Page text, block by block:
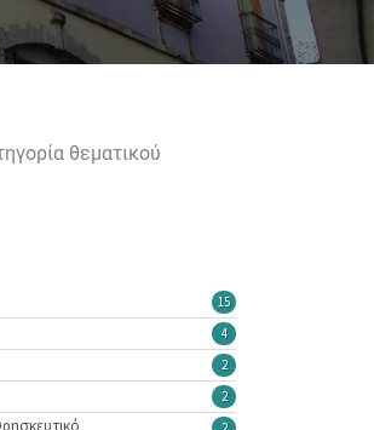
θεματικού
15
4
2
2